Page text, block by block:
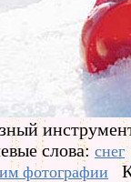
слова: снег
фотографии